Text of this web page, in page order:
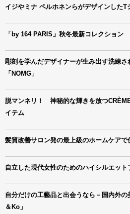
イジやミナ ペルホネンらがデザインしたT
「by 164 PARIS」秋冬最新コレクション
彫刻を学んだデザイナーが生み出す洗練さ
「NOMG」
脱マンネリ！ 神秘的な輝きを放つ
イテム
髪質改善サロン発の最上級のホームケアで
自立した現代女性のためのハイシルエット
自分だけの工藝品と出会うなら－国内外
＆Ko」